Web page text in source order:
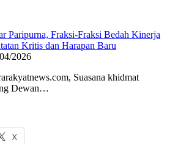
Paripurna, Fraksi-Fraksi Bedah Kinerja
Kritis dan Harapan Baru
2026
Suasana khidmat
Dewan…
X